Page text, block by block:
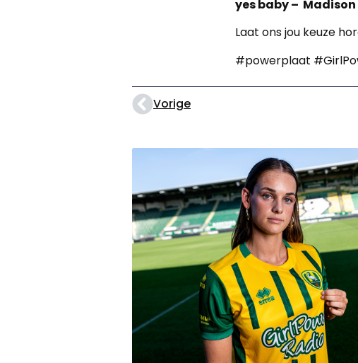
yes baby – Madison
Laat ons jou keuze
#powerplaat
Vorige